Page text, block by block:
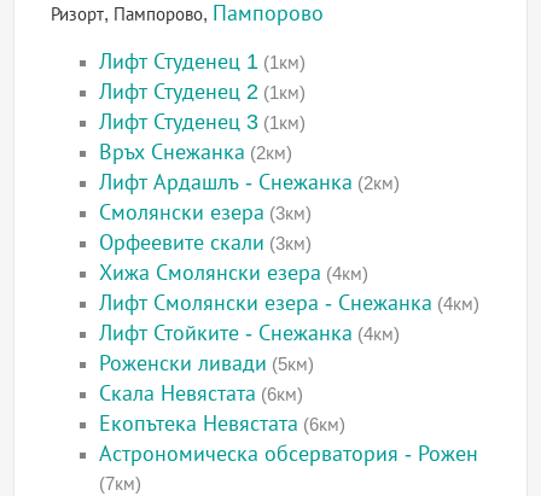
Ризорт, Пампорово, Пампорово
Лифт Студенец 1 (1км)
Лифт Студенец 2 (1км)
Лифт Студенец 3 (1км)
Връх Снежанка (2км)
Лифт Ардашлъ - Снежанка (2км)
Смолянски езера (3км)
Орфеевите скали (3км)
Хижа Смолянски езера (4км)
Лифт Смолянски езера - Снежанка (4км)
Лифт Стойките - Снежанка (4км)
Роженски ливади (5км)
Скала Невястата (6км)
Екопътека Невястата (6км)
Астрономическа обсерватория - Рожен
(7км)